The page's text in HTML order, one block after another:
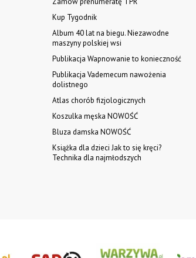
Kup Tygodnik
Album 40 lat na biegu. Niezawodne
maszyny polskiej wsi
Publikacja Wapnowanie to konieczność
Publikacja Vademecum nawożenia
dolistnego
Atlas chorób fizjologicznych
Koszulka męska NOWOŚĆ
Bluza damska NOWOŚĆ
Książka dla dzieci Jak to się kręci?
Technika dla najmłodszych